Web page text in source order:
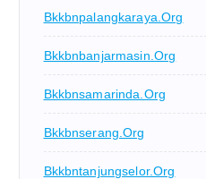
Bkkbnpalangkaraya.org
Bkkbnbanjarmasin.org
Bkkbnsamarinda.org
Bkkbnserang.org
Bkkbntanjungselor.org